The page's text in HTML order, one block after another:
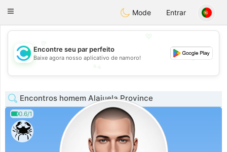
olombiaCitas
Toggle
Mode Entrar
💕
Encontre seu par perfeito
Baixe agora nosso aplicativo de namoro!
Encontros homem Alajuela Province
0.6/1